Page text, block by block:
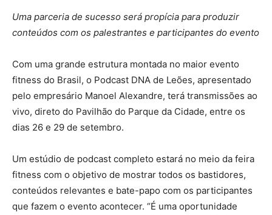
Uma parceria de sucesso será propícia para produzir
conteúdos com os palestrantes e participantes do evento
Com uma grande estrutura montada no maior evento
fitness do Brasil, o Podcast DNA de Leões, apresentado
pelo empresário Manoel Alexandre, terá transmissões ao
vivo, direto do Pavilhão do Parque da Cidade, entre os
dias 26 e 29 de setembro.
Um estúdio de podcast completo estará no meio da feira
fitness com o objetivo de mostrar todos os bastidores,
conteúdos relevantes e bate-papo com os participantes
que fazem o evento acontecer. “É uma oportunidade